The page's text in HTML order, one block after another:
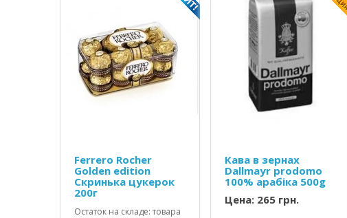
Ferrero Rocher
Golden edition
Скринька цукерок
200г
Остаток на складе: товара
Кава в зернах
Dallmayr prodomo
100% арабіка 500g
Цена: 265 грн.